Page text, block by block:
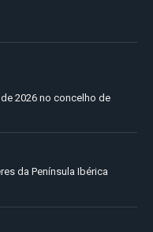
2026 no concelho de
da Península Ibérica